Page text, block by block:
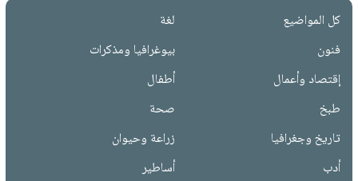
كل المواضيع
لغة
فنون
بيوغرافيا ومذكرات
إقتصاد وأعمال
أطفال
طبخ
صحة
تاريخ وجغرافيا
زراعة وحيوان
أدب
أساطير